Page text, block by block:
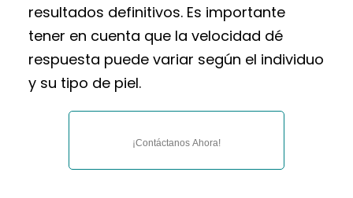
resultados definitivos. Es importante
tener en cuenta que la velocidad dé
respuesta puede variar según el individuo
y su tipo de piel.
¡Contáctanos Ahora!